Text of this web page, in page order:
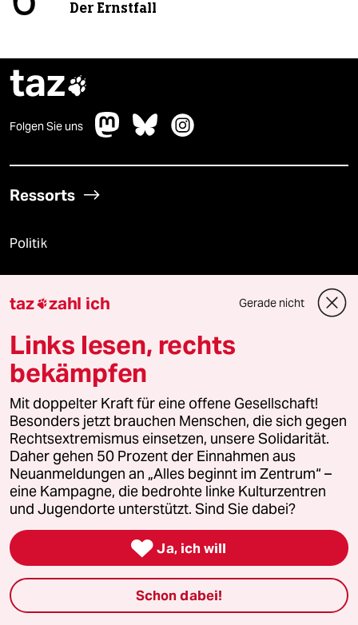
Der Ernstfall
taz
Folgen Sie uns
Ressorts
Politik
Kultur
Sport
Berlin
Nord
Wahrheit
Themen
taz zahl ich Gerade nicht
Links lesen, rechts
bekämpfen
Mit doppelter Kraft für eine offene Gesellschaft!
Besonders jetzt brauchen Menschen, die sich gegen
Rechtsextremismus einsetzen, unsere Solidarität.
Daher gehen 50 Prozent der Einnahmen aus
Neuanmeldungen an „Alles beginnt im Zentrum“ –
eine Kampagne, die bedrohte linke Kulturzentren
und Jugendorte unterstützt. Sind Sie dabei?
 Ja, ich will
Schon dabei!